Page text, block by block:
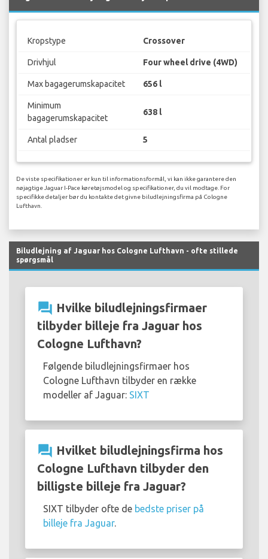
Kropstype Crossover
Drivhjul Four wheel drive (4WD)
Max bagagerumskapacitet 656 l
Minimum
bagagerumskapacitet
638 l
Antal pladser 5
De viste specifikationer er kun til informationsformål, vi kan ikke garantere den
nøjagtige Jaguar I-Pace køretøjsmodel og specifikationer, du vil modtage. For
specifikke detaljer bør du kontakte det givne biludlejningsfirma på Cologne
Lufthavn.
Biludlejning af Jaguar hos Cologne Lufthavn - ofte stillede
spørgsmål
question_answer Hvilke biludlejningsfirmaer
tilbyder billeje fra Jaguar hos
Cologne Lufthavn?
Følgende biludlejningsfirmaer hos
Cologne Lufthavn tilbyder en række
modeller af Jaguar: SIXT
question_answer Hvilket biludlejningsfirma hos
Cologne Lufthavn tilbyder den
billigste billeje fra Jaguar?
SIXT tilbyder ofte de bedste priser på
billeje fra Jaguar.